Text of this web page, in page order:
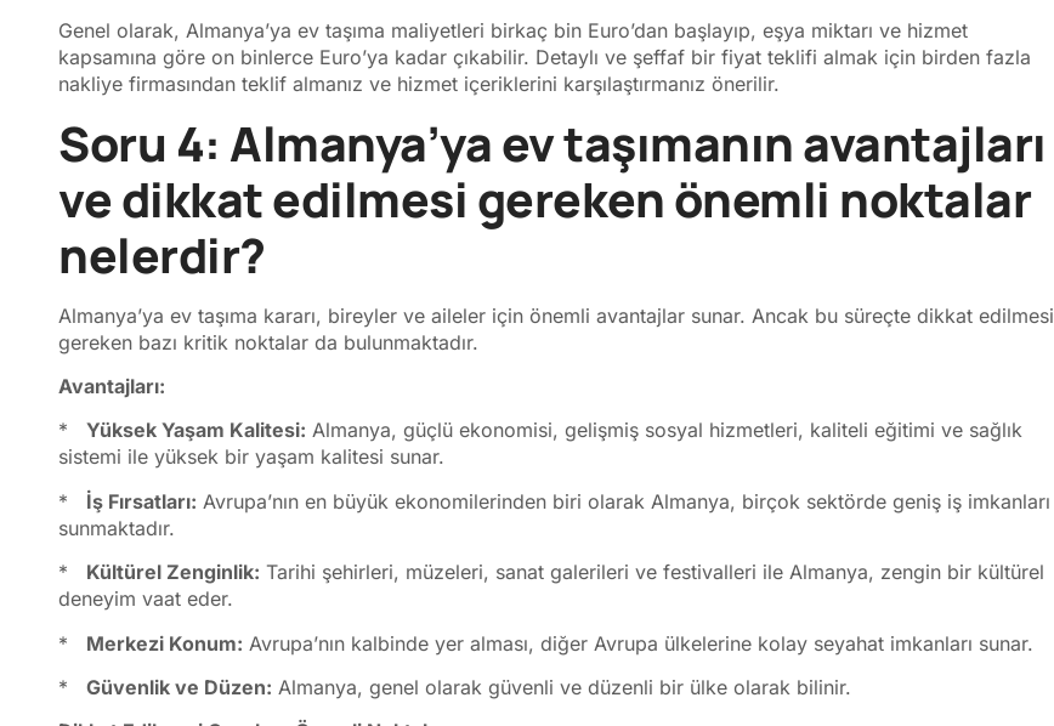
Genel olarak, Almanya’ya ev taşıma maliyetleri birkaç bin Euro’dan başlayıp, eşya miktarı ve hizmet
kapsamına göre on binlerce Euro’ya kadar çıkabilir. Detaylı ve şeffaf bir fiyat teklifi almak için birden fazla
nakliye firmasından teklif almanız ve hizmet içeriklerini karşılaştırmanız önerilir.
Soru 4: Almanya’ya ev taşımanın avantajları
ve dikkat edilmesi gereken önemli noktalar
nelerdir?
Almanya’ya ev taşıma kararı, bireyler ve aileler için önemli avantajlar sunar. Ancak bu süreçte dikkat edilmesi
gereken bazı kritik noktalar da bulunmaktadır.
Avantajları:
* Yüksek Yaşam Kalitesi: Almanya, güçlü ekonomisi, gelişmiş sosyal hizmetleri, kaliteli eğitimi ve sağlık
sistemi ile yüksek bir yaşam kalitesi sunar.
* İş Fırsatları: Avrupa’nın en büyük ekonomilerinden biri olarak Almanya, birçok sektörde geniş iş imkanları
sunmaktadır.
* Kültürel Zenginlik: Tarihi şehirleri, müzeleri, sanat galerileri ve festivalleri ile Almanya, zengin bir kültürel
deneyim vaat eder.
* Merkezi Konum: Avrupa’nın kalbinde yer alması, diğer Avrupa ülkelerine kolay seyahat imkanları sunar.
* Güvenlik ve Düzen: Almanya, genel olarak güvenli ve düzenli bir ülke olarak bilinir.